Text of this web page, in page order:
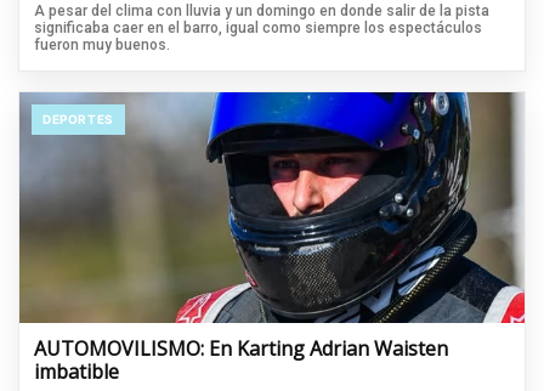
A pesar del clima con lluvia y un domingo en donde salir de la pista
significaba caer en el barro, igual como siempre los espectáculos
fueron muy buenos.
DEPORTES
AUTOMOVILISMO: En Karting Adrian Waisten
imbatible